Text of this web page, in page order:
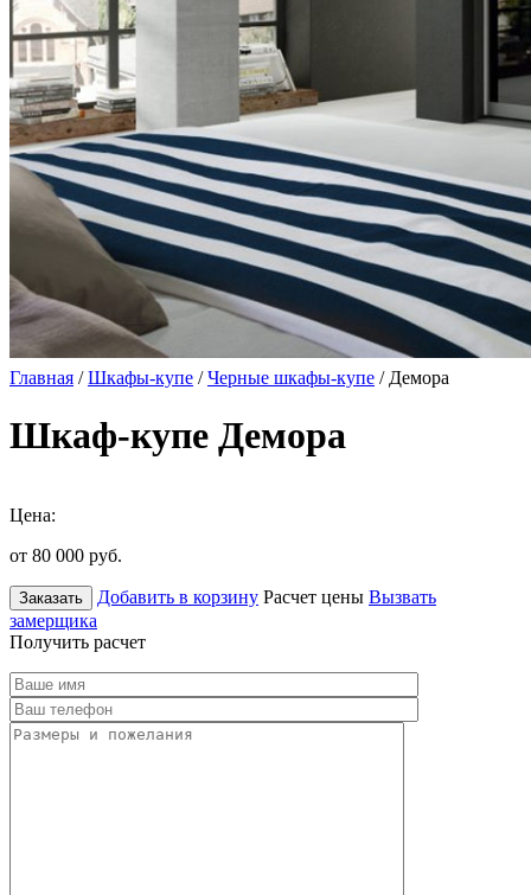
Главная /Шкафы-купе /Черные шкафы-купе / Демора
Шкаф-купе Демора
Цена:
от 80 000 руб.
Заказать Добавить в корзину Расчет цены Вызвать
замерщика
Получить расчет